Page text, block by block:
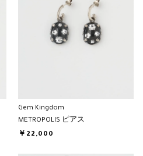
Gem Kingdom
METROPOLIS ピアス
￥22,000